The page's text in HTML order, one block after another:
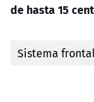
de hasta 15
Sistema